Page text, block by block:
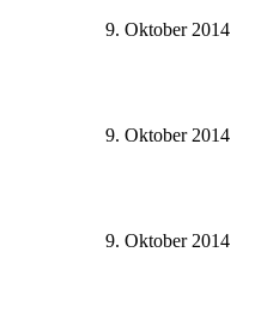
9. Oktober 2014
9. Oktober 2014
9. Oktober 2014